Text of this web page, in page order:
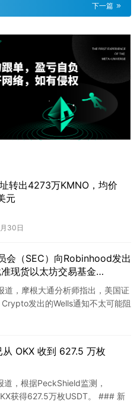
下一篇
转出4273万KMNO，均价
元
30日
会（SEC）向Robinhood发出
现货以太坊交易基金
，摩根大通分析师指出，美国证
发出的Wells通知不太可能阻
OKX 收到 627.5 万枚
，根据PeckShield监测，
获得627.5万枚USDT。 ### 新